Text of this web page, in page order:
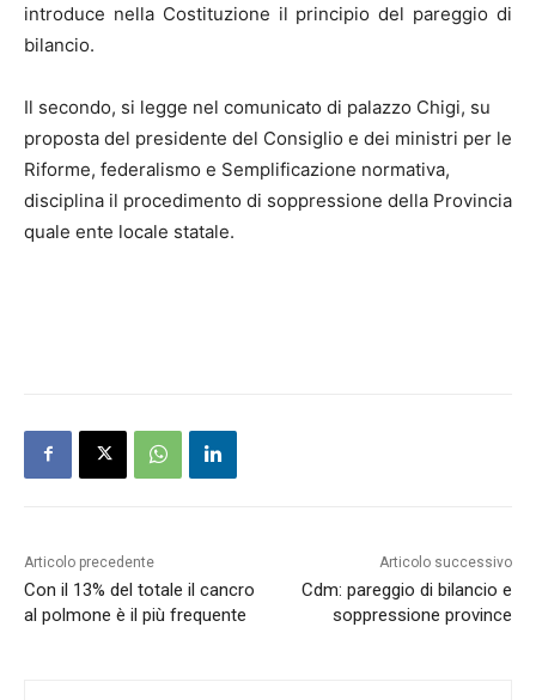
introduce nella Costituzione il principio del pareggio di
bilancio.
Il secondo, si legge nel comunicato di palazzo Chigi, su
proposta del presidente del Consiglio e dei ministri per le
Riforme, federalismo e Semplificazione normativa,
disciplina il procedimento di soppressione della Provincia
quale ente locale statale.
Articolo precedente
Con il 13% del totale il cancro
al polmone è il più frequente
Articolo successivo
Cdm: pareggio di bilancio e
soppressione province